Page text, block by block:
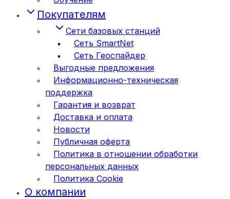
Покупателям
Сети базовых станций
Сеть SmartNet
Сеть Геоспайдер
Выгодные предложения
Информационно-техническая
поддержка
Гарантия и возврат
Доставка и оплата
Новости
Публичная оферта
Политика в отношении обработки
персональных данных
Политика Cookie
О компании